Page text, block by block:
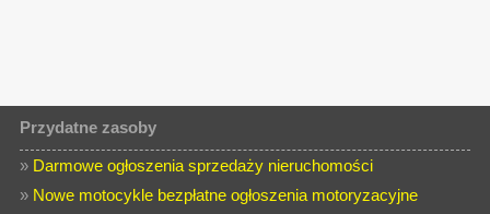
Przydatne zasoby
» Darmowe ogłoszenia sprzedaży nieruchomości
» Nowe motocykle bezpłatne ogłoszenia motoryzacyjne